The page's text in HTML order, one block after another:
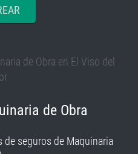
de Obra
de seguros de Maquinaria